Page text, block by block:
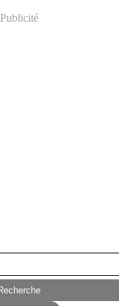
Publicité